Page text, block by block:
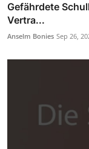
Gefährdete
Vertra...
Anselm Bonies Sep 26,